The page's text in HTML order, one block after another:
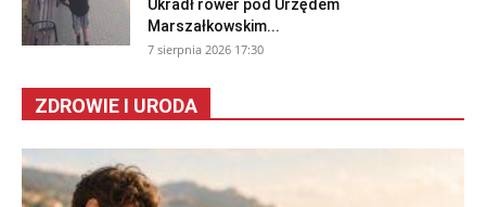
Ukradł rower pod Urzędem
Marszałkowskim...
7 sierpnia 2026 17:30
ZDROWIE I URODA